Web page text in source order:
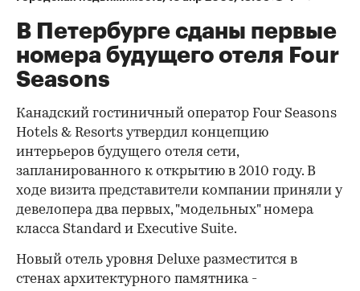
В Петербурге сданы первые
номера будущего отеля Four
Seasons
Канадский гостиничный оператор Four Seasons
Hotels & Resorts утвердил концепцию
интерьеров будущего отеля сети,
запланированного к открытию в 2010 году. В
ходе визита представители компании приняли у
девелопера два первых, "модельных" номера
класса Standard и Executive Suite.
Новый отель уровня Deluxe разместится в
стенах архитектурного памятника -